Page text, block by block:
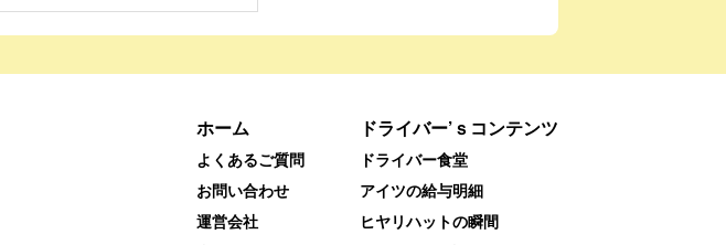
ホーム
よくあるご質問
お問い合わせ
運営会社
ドライバー’ｓコンテンツ
ドライバー食堂
アイツの給与明細
ヒヤリハットの瞬間